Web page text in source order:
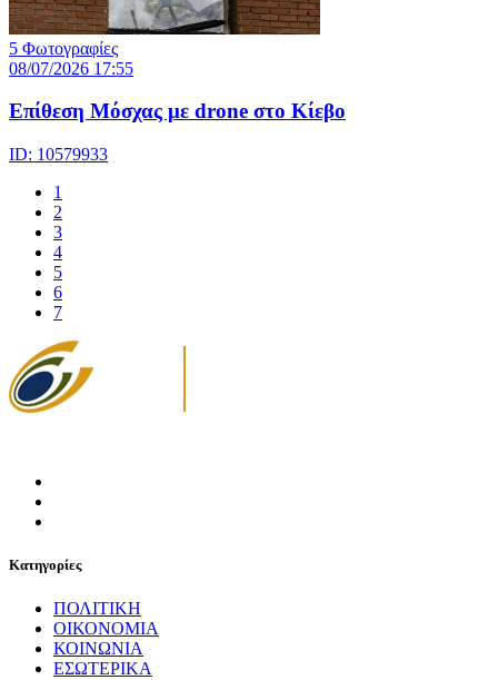
5 Φωτογραφίες
08/07/2026 17:55
Eπίθεση Μόσχας με drone στο Κίεβο
ID: 10579933
1
2
3
4
5
6
7
Κατηγορίες
ΠΟΛΙΤΙΚΗ
ΟΙΚΟΝΟΜΙΑ
ΚΟΙΝΩΝΙΑ
ΕΣΩΤΕΡΙΚΑ